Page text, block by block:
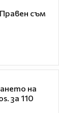
съм
на
за 110